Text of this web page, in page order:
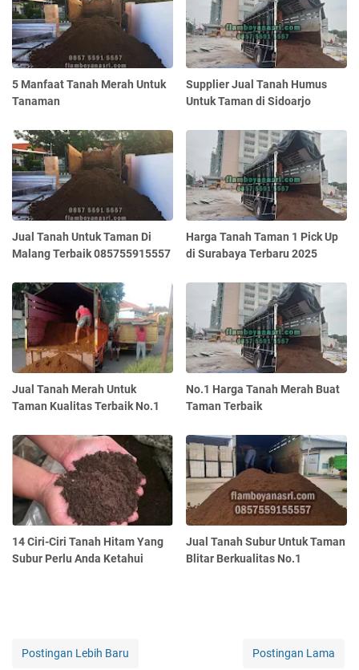
5 Manfaat Tanah Merah Untuk
Tanaman
Supplier Jual Tanah Humus
Untuk Taman di Sidoarjo
Jual Tanah Untuk Taman Di
Malang Terbaik 085755915557
Harga Tanah Taman 1 Pick Up
di Surabaya Terbaru 2025
Jual Tanah Merah Untuk
Taman Kualitas Terbaik No.1
No.1 Harga Tanah Merah Buat
Taman Terbaik
14 Ciri-Ciri Tanah Hitam Yang
Subur Perlu Anda Ketahui
Jual Tanah Subur Untuk Taman
Blitar Berkualitas No.1
Postingan Lebih Baru Postingan Lama